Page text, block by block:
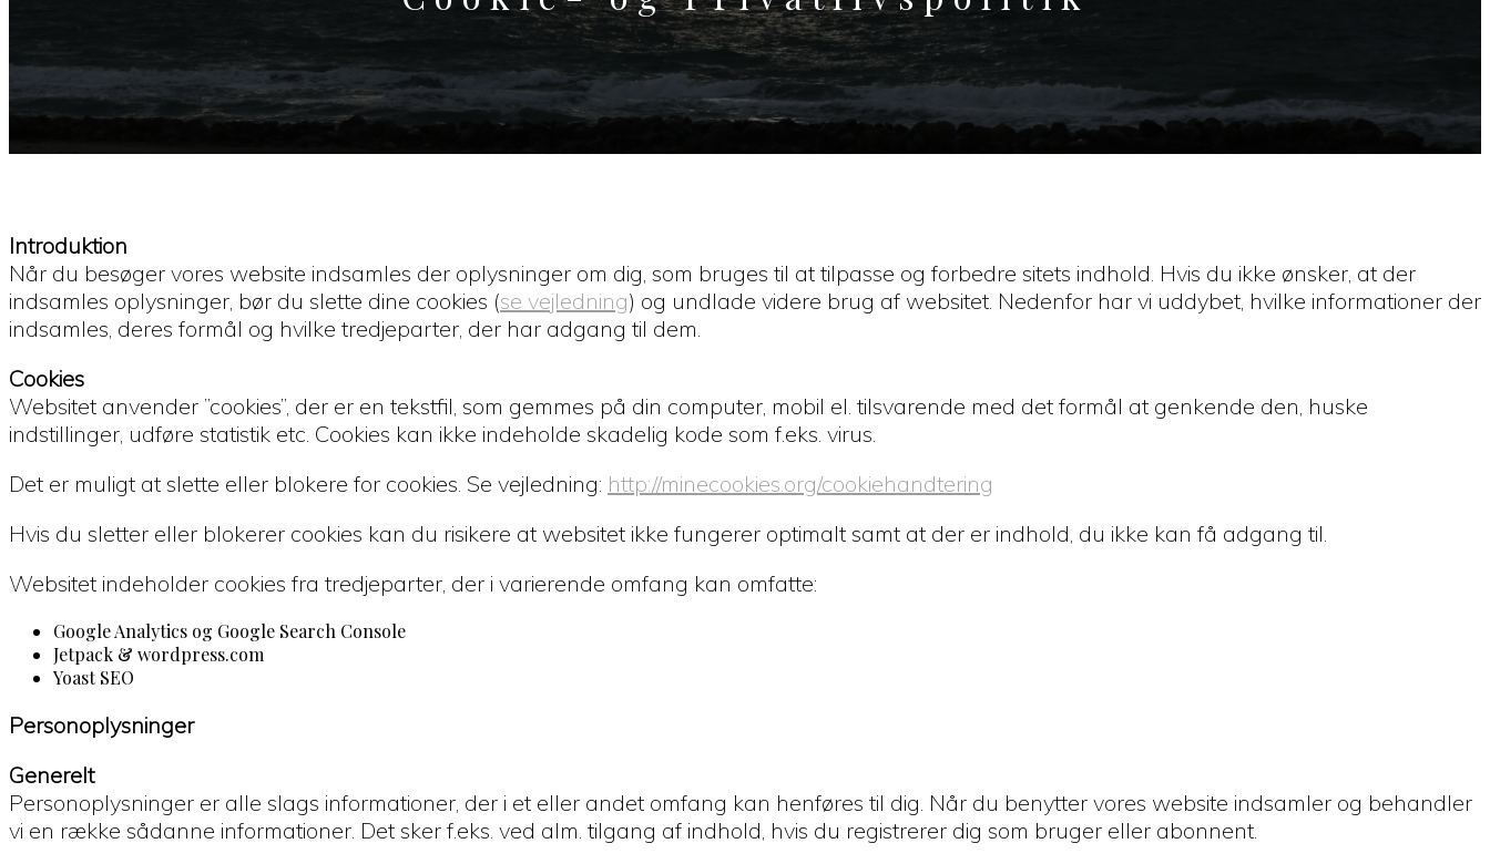
Introduktion
Når du besøger vores website indsamles der oplysninger om dig, som bruges til at tilpasse og forbedre sitets indhold. Hvis du ikke ønsker, at der
indsamles oplysninger, bør du slette dine cookies (se vejledning) og undlade videre brug af websitet. Nedenfor har vi uddybet, hvilke informationer der
indsamles, deres formål og hvilke tredjeparter, der har adgang til dem.
Cookies
Websitet anvender ”cookies”, der er en tekstfil, som gemmes på din computer, mobil el. tilsvarende med det formål at genkende den, huske
indstillinger, udføre statistik etc. Cookies kan ikke indeholde skadelig kode som f.eks. virus.
Det er muligt at slette eller blokere for cookies. Se vejledning: http://minecookies.org/cookiehandtering
Hvis du sletter eller blokerer cookies kan du risikere at websitet ikke fungerer optimalt samt at der er indhold, du ikke kan få adgang til.
Websitet indeholder cookies fra tredjeparter, der i varierende omfang kan omfatte:
Google Analytics og Google Search Console
Jetpack & wordpress.com
Yoast SEO
Personoplysninger
Generelt
Personoplysninger er alle slags informationer, der i et eller andet omfang kan henføres til dig. Når du benytter vores website indsamler og behandler
vi en række sådanne informationer. Det sker f.eks. ved alm. tilgang af indhold, hvis du registrerer dig som bruger eller abonnent.